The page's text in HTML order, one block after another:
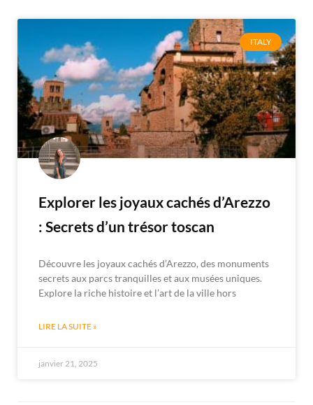
ITALY
Explorer les joyaux cachés d’Arezzo
: Secrets d’un trésor toscan
Découvre les joyaux cachés d’Arezzo, des monuments
secrets aux parcs tranquilles et aux musées uniques.
Explore la riche histoire et l’art de la ville hors
LIRE LA SUITE »
janvier 21, 2025